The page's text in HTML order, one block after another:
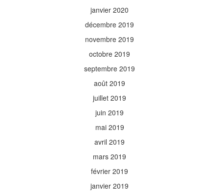
janvier 2020
décembre 2019
novembre 2019
octobre 2019
septembre 2019
août 2019
juillet 2019
juin 2019
mai 2019
avril 2019
mars 2019
février 2019
janvier 2019